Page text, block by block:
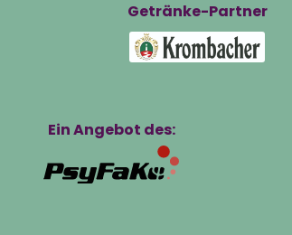
Getränke-Partner
Ein Angebot des: